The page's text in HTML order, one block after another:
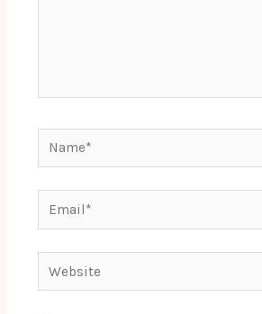
Name*
Email*
Website